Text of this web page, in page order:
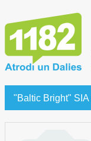
"Baltic Bright"